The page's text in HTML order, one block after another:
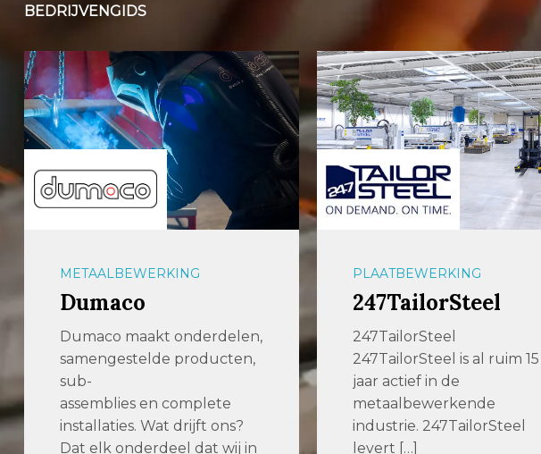
BEDRIJVENGIDS
PLAATBEWERKING
247TailorSteel
247TailorSteel
247TailorSteel is al ruim 15
jaar actief in de
metaalbewerkende
industrie. 247TailorSteel
levert […]
ZAAGMACHINES
Promatt
Zaagt u moeilijk
verspaanbaar materiaal of
stelt u hoge eisen aan
nauwkeurigheid,
betrouwbaarheid en […]